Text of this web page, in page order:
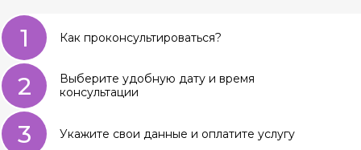
1 Как проконсультироваться?
2
Выберите удобную дату и время
консультации
3 Укажите свои данные и оплатите услугу